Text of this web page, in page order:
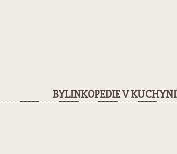
BYLINKOPEDIE V KUCHYNI